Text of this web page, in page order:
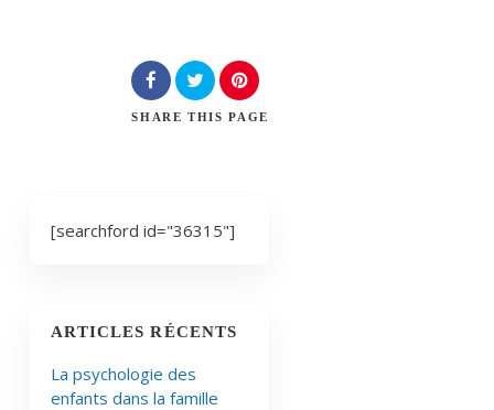
SHARE THIS PAGE
[searchford id="36315"]
ARTICLES RÉCENTS
La psychologie des
enfants dans la famille